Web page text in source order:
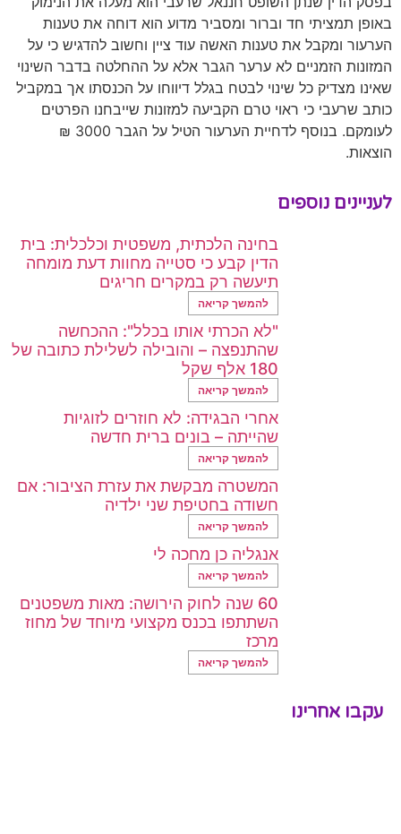
באופן תמציתי חד וברור ומסביר מדוע הוא דוחה את טענות
הערעור ומקבל את טענות האשה עוד ציין וחשוב להדגיש כי על
המזונות הזמניים לא ערער הגבר אלא על ההחלטה בדבר השינוי
שאינו מצדיק כל שינוי לבטח בגלל דיווחו על הכנסתו אך במקביל
כותב שרעבי כי ראוי טרם הקביעה למזונות שייבחנו הפרטים
לעומקם. בנוסף לדחיית הערעור הטיל על הגבר 3000 ₪
הוצאות.
לעניינים נוספים
בחינה הלכתית, משפטית וכלכלית: בית
הדין קבע כי סטייה מחוות דעת מומחה
תיעשה רק במקרים חריגים
להמשך קריאה
"לא הכרתי אותו בכלל": ההכחשה
שהתנפצה – והובילה לשלילת כתובה של
180 אלף שקל
להמשך קריאה
אחרי הבגידה: לא חוזרים לזוגיות
שהייתה – בונים ברית חדשה
להמשך קריאה
המשטרה מבקשת את עזרת הציבור: אם
חשודה בחטיפת שני ילדיה
להמשך קריאה
אנגליה כן מחכה לי
להמשך קריאה
60 שנה לחוק הירושה: מאות משפטנים
השתתפו בכנס מקצועי מיוחד של מחוז
מרכז
להמשך קריאה
עקבו אחרינו